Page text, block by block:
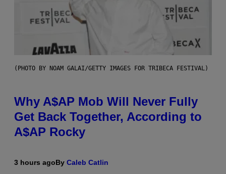
(PHOTO BY NOAM GALAI/GETTY IMAGES FOR TRIBECA FESTIVAL)
Why A$AP Mob Will Never Fully
Get Back Together, According to
A$AP Rocky
3 hours agoBy Caleb Catlin